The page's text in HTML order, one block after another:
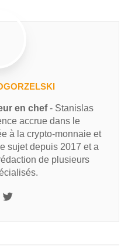
en chef- Stanislas
accrue dans le
à la crypto-monnaie et
sujet depuis 2017 et a
de plusieurs